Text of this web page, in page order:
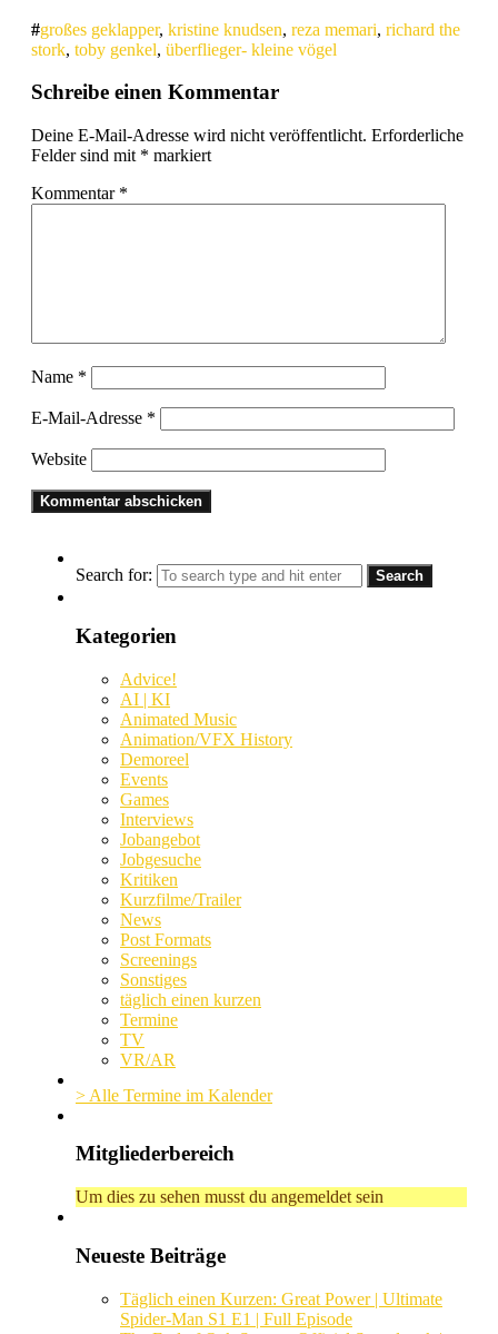
großes geklapper, kristine knudsen, reza memari, richard the
stork, toby genkel, überflieger- kleine vögel
Schreibe einen Kommentar
Deine E-Mail-Adresse wird nicht veröffentlicht. Erforderliche
Felder sind mit * markiert
Kommentar *
Name *
E-Mail-Adresse *
Website
Search for:
Kategorien
Advice!
AI | KI
Animated Music
Animation/VFX History
Demoreel
Events
Games
Interviews
Jobangebot
Jobgesuche
Kritiken
Kurzfilme/Trailer
News
Post Formats
Screenings
Sonstiges
täglich einen kurzen
Termine
TV
VR/AR
> Alle Termine im Kalender
Mitgliederbereich
Um dies zu sehen musst du angemeldet sein
Neueste Beiträge
Täglich einen Kurzen: Great Power | Ultimate
Spider-Man S1 E1 | Full Episode